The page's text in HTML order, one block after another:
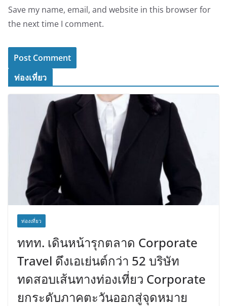
Save my name, email, and website in this browser for
the next time I comment.
ท่องเที่ยว
ท่องเที่ยว
ททท. เดินหน้ารุกตลาด Corporate
Travel ดึงเอเย่นต์กว่า 52 บริษัท
ทดสอบเส้นทางท่องเที่ยว Corporate
ยกระดับภาคตะวันออกสู่จุดหมาย